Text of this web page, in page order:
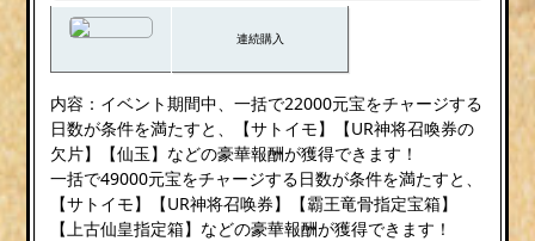
連続購入
内容：イベント期間中、一括で22000元宝をチャージする
日数が条件を満たすと、【サトイモ】【UR神将召喚券の
欠片】【仙玉】などの豪華報酬が獲得できます！
一括で49000元宝をチャージする日数が条件を満たすと、
【サトイモ】【UR神将召唤券】【霸王竜骨指定宝箱】
【上古仙皇指定箱】などの豪華報酬が獲得できます！